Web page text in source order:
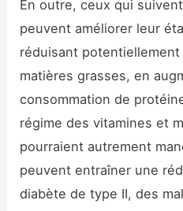
En outre, ceux qui
peuvent améliorer leur
réduisant
matières grasses, en
consommation de
régime des vitamines et
pourraient autrement
peuvent entraîner une
diabète de type II, des